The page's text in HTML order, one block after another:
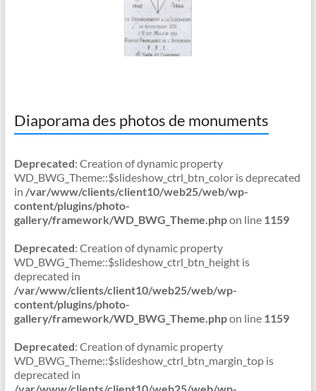
Diaporama des photos de monuments
Deprecated: Creation of dynamic property
WD_BWG_Theme::$slideshow_ctrl_btn_color is deprecated
in /var/www/clients/client10/web25/web/wp-
content/plugins/photo-
gallery/framework/WD_BWG_Theme.phpon line 1159
Deprecated: Creation of dynamic property
WD_BWG_Theme::$slideshow_ctrl_btn_height is
deprecated in
/var/www/clients/client10/web25/web/wp-
content/plugins/photo-
gallery/framework/WD_BWG_Theme.phpon line 1159
Deprecated: Creation of dynamic property
WD_BWG_Theme::$slideshow_ctrl_btn_margin_top is
deprecated in